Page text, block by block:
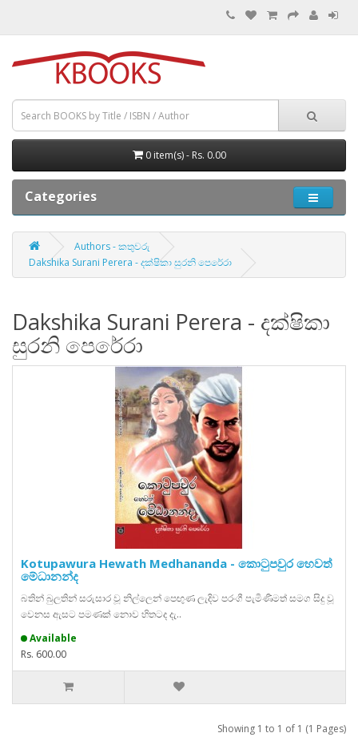
0 item(s) - Rs. 0.00
Categories
Authors - කතුවරු
Dakshika Surani Perera - දක්ෂිකා සුරනි පෙරේරා
Dakshika Surani Perera - දක්ෂිකා
සුරනි පෙරේරා
Kotupawura Hewath Medhananda - කොටුපවුර හෙවත්
මේධානන්ද
බතින් බුලතින් සරුසාර වූ නිල්ලෙන් පෙඟුණ ලැදිව පරංගී පැමිණීමත් සමග සිදු වූ
වෙනස ඇසට පමණක් නොව හිතටද දැ..
Available
Rs. 600.00
Showing 1 to 1 of 1 (1 Pages)